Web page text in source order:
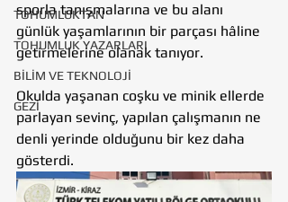
TOHUMLUKTAN
TOHUMLUK YAZARLARI
BİLİM VE TEKNOLOJİ
GEZİ
sporla tanışmalarına ve bu alanı
günlük yaşamlarının bir parçası hâline
getirmelerine olanak tanıyor.
Okulda yaşanan coşku ve minik ellerde
parlayan sevinç, yapılan çalışmanın ne
denli yerinde olduğunu bir kez daha
gösterdi.